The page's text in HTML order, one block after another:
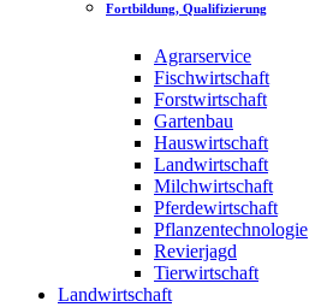
Fortbildung, Qualifizierung
Agrarservice
Fischwirtschaft
Forstwirtschaft
Gartenbau
Hauswirtschaft
Landwirtschaft
Milchwirtschaft
Pferdewirtschaft
Pflanzentechnologie
Revierjagd
Tierwirtschaft
Landwirtschaft